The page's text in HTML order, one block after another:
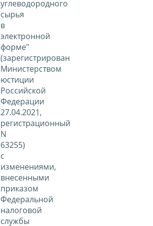
углеводородного
сырья
в
электронной
форме"
(зарегистрирован
Министерством
юстиции
Российской
Федерации
27.04.2021,
регистрационный
N
63255)
с
изменениями,
внесенными
приказом
Федеральной
налоговой
службы